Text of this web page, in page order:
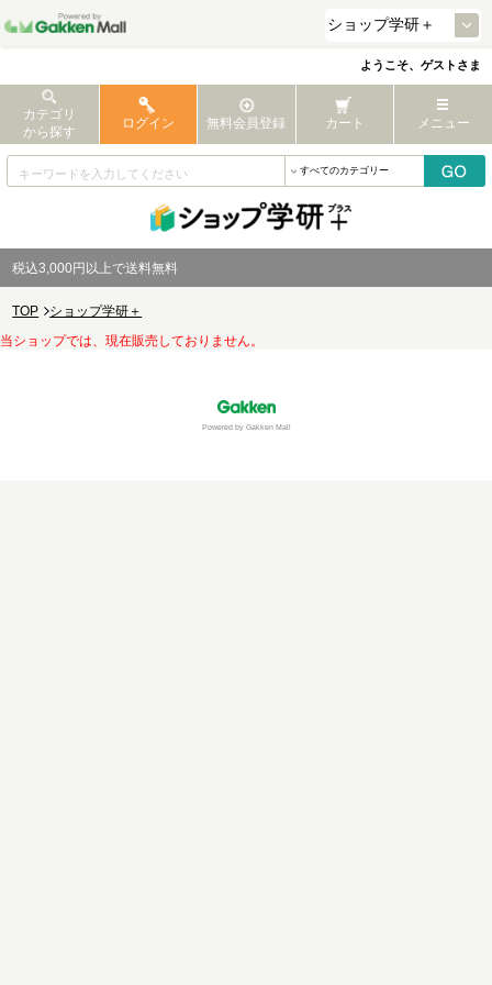
ようこそ、ゲストさま
カテゴリ
から探す
ログイン 無料会員登録 カート メニュー
税込3,000円以上で送料無料
TOP
ショップ学研＋
当ショップでは、現在販売しておりません。
Powered by Gakken Mall